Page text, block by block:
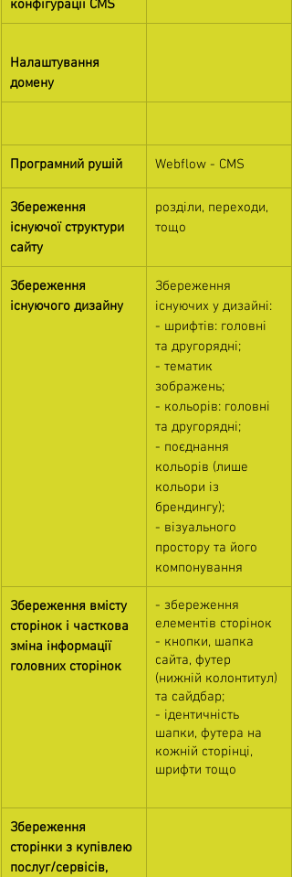
конфігурації CMS
Налаштування
домену
Програмний рушій Webflow - CMS
Збереження
існуючої структури
сайту
розділи, переходи,
тощо
Збереження
існуючого дизайну
Збереження
існуючих у дизайні:
- шрифтів: головні
та другорядні;
- тематик
зображень;
- кольорів: головні
та другорядні;
- поєднання
кольорів (лише
кольори із
брендингу);
- візуального
простору та його
компонування
Збереження вмісту
сторінок і часткова
зміна інформації
головних сторінок
- збереження
елементів сторінок
- кнопки, шапка
сайта, футер
(нижній колонтитул)
та сайдбар;
- ідентичність
шапки, футера на
кожній сторінці,
шрифти тощо
Збереження
сторінки з купівлею
послуг/сервісів,